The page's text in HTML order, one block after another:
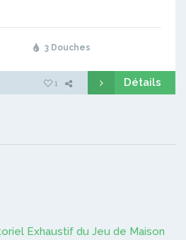
3 Douches
1 Détails
Exhaustif du Jeu de Maison